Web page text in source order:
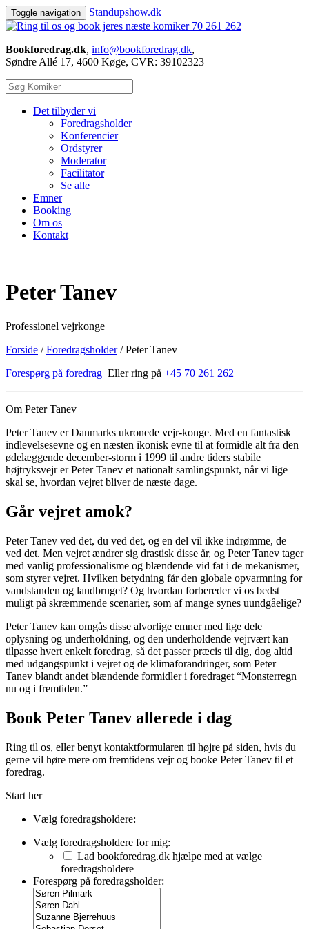
Toggle navigation Standupshow.dk
70 261 262
Bookforedrag.dk, info@bookforedrag.dk,
Søndre Allé 17, 4600 Køge, CVR: 39102323
Det tilbyder vi
Foredragsholder
Konferencier
Ordstyrer
Moderator
Facilitator
Se alle
Emner
Booking
Om os
Kontakt
Peter Tanev
Professionel vejrkonge
Forside /Foredragsholder/Peter Tanev
Forespørg på foredrag Eller ring på +45 70 261 262
Om Peter Tanev
Peter Tanev er Danmarks ukronede vejr-konge. Med en fantastisk
indlevelsesevne og en næsten ikonisk evne til at formidle alt fra den
ødelæggende december-storm i 1999 til andre tiders stabile
højtryksvejr er Peter Tanev et nationalt samlingspunkt, når vi lige
skal se, hvordan vejret bliver de næste dage.
Går vejret amok?
Peter Tanev ved det, du ved det, og en del vil ikke indrømme, de
ved det. Men vejret ændrer sig drastisk disse år, og Peter Tanev tager
med vanlig professionalisme og blændende vid fat i de mekanismer,
som styrer vejret. Hvilken betydning får den globale opvarmning for
vandstanden og landbruget? Og hvordan forbereder vi os bedst
muligt på skræmmende scenarier, som af mange synes uundgåelige?
Peter Tanev kan omgås disse alvorlige emner med lige dele
oplysning og underholdning, og den underholdende vejrvært kan
tilpasse hvert enkelt foredrag, så det passer præcis til dig, dog altid
med udgangspunkt i vejret og de klimaforandringer, som Peter
Tanev blandt andet blændende formidler i foredraget “Monsterregn
nu og i fremtiden.”
Book Peter Tanev allerede i dag
Ring til os, eller benyt kontaktformularen til højre på siden, hvis du
gerne vil høre mere om fremtidens vejr og booke Peter Tanev til et
foredrag.
Start her
Vælg foredragsholdere:
Vælg foredragsholdere for mig:
Lad bookforedrag.dk hjælpe med at vælge
foredragsholdere
Forespørg på foredragsholder: